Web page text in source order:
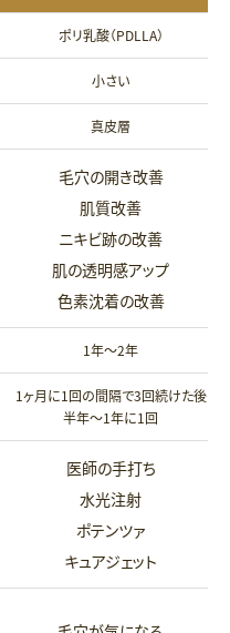
ポリ乳酸（PDLLA）
小さい
真皮層
毛穴の開き改善
肌質改善
ニキビ跡の改善
肌の透明感アップ
色素沈着の改善
1年〜2年
1ヶ月に1回の間隔で3回続けた後
半年〜1年に1回
医師の手打ち
水光注射
ポテンツァ
キュアジェット